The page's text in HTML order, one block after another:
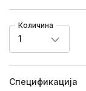
Количина
1
Спецификацијa